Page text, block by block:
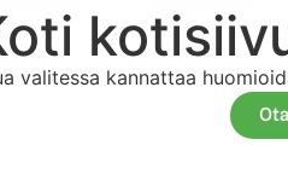
valitessa kannattaa